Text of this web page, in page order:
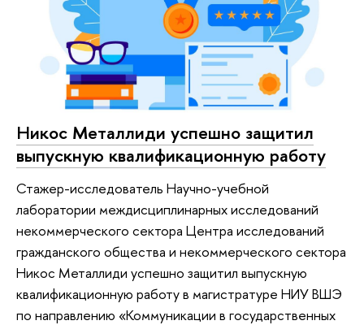
Никос Металлиди успешно защитил
выпускную квалификационную работу
Стажер-исследователь Научно-учебной
лаборатории междисциплинарных исследований
некоммерческого сектора Центра исследований
гражданского общества и некоммерческого сектора
Никос Металлиди успешно защитил выпускную
квалификационную работу в магистратуре НИУ ВШЭ
по направлению «Коммуникации в государственных